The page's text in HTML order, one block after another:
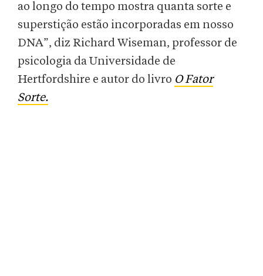
ao longo do tempo mostra quanta sorte e
superstição estão incorporadas em nosso
DNA”, diz Richard Wiseman, professor de
psicologia da Universidade de
Hertfordshire e autor do livro O Fator
Sorte.